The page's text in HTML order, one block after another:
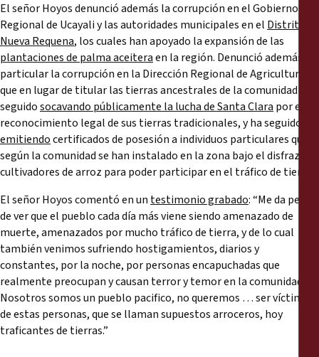
El señor Hoyos denunció además la corrupción en el Gobierno
Regional de Ucayali y las autoridades municipales en el Distrito de
Nueva Requena, los cuales han apoyado la expansión de las
plantaciones de palma aceiteraen la región. Denunció además en
particular la corrupción en la Dirección Regional de Agricultura,
que en lugar de titular las tierras ancestrales de la comunidad ha
seguidosocavando públicamente la lucha de Santa Clara por el
reconocimiento legal de sus tierras tradicionales, y ha seguido
emitiendocertificados de posesión a individuos particulares que
según la comunidad se han instalado en la zona bajo el disfraz de
cultivadores de arroz para poder participar en el tráfico de tierras.
El señor Hoyos comentó en un testimonio grabado: “Me da pena
de ver que el pueblo cada día más viene siendo amenazado de
muerte, amenazados por mucho tráfico de tierra, y de lo cual
también venimos sufriendo hostigamientos, diarios y
constantes, por la noche, por personas encapuchadas que
realmente preocupan y causan terror y temor en la comunidad.
Nosotros somos un pueblo pacifico, no queremos … ser víctimas
de estas personas, que se llaman supuestos arroceros, hoy
traficantes de tierras.”